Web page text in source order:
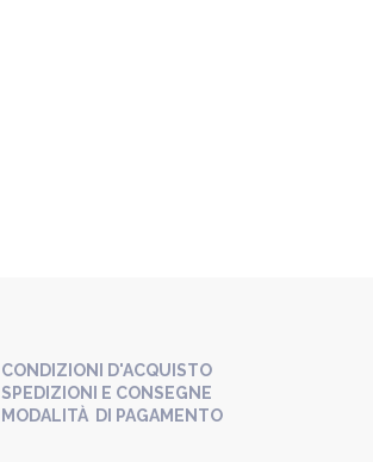
CONDIZIONI D'ACQUISTO
SPEDIZIONI E CONSEGNE
MODALITÀ DI PAGAMENTO